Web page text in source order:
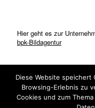
Hier geht es zur
bpk-Bildagentur
Diese Website speichert
Browsing-Erlebnis zu
Cookies und zum